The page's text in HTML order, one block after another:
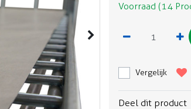
Voorraad (14
Vergelijk
Deel dit product